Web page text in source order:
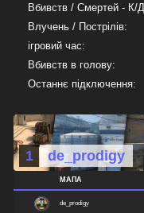
Вбивств / Смертей - К/
Влучень / Пострілів:
ігровий час:
Вбивств в голову:
Останнє підключення:
1 de_prodigy
МАПА
de_prodigy